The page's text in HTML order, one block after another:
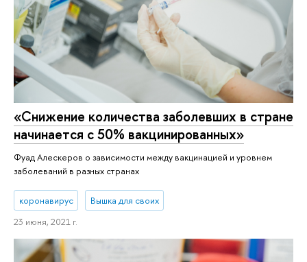
«Снижение количества заболевших в стране
начинается с 50% вакцинированных»
Фуад Алескеров о зависимости между вакцинацией и уровнем
заболеваний в разных странах
коронавирус
Вышка для своих
23 июня, 2021 г.